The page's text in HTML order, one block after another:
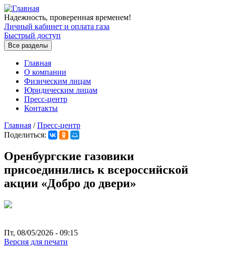
Перейти к основному содержанию
Надежность, проверенная временем!
Личный кабинет и оплата газа
Быстрый доступ
Все разделы
Главная
О компании
Физическим лицам
Юридическим лицам
Пресс-центр
Контакты
Вы здесь
Главная / Пресс-центр
Поделиться:
Оренбургские газовики
присоединились к всероссийской
акции «Добро до двери»
Пт, 08/05/2026 - 09:15
Версия для печати